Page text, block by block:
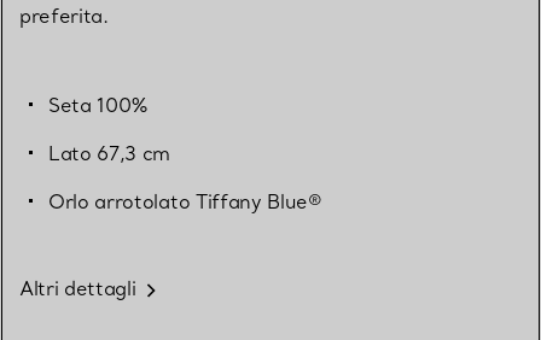
preferita.
Seta 100%
Lato 67,3 cm
Orlo arrotolato Tiffany Blue®
Altri dettagli